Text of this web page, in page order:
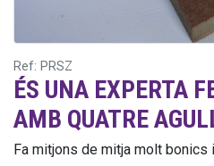
Ref: PRSZ
ÉS UNA EXPERTA
AMB QUATRE
Fa mitjons de mitja molt bonics